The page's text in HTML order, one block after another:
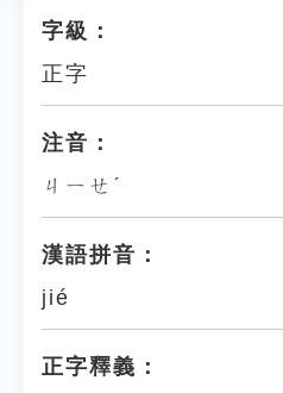
字級：
正字
注音：
ㄐㄧㄝˊ
漢語拼音：
jié
正字釋義：